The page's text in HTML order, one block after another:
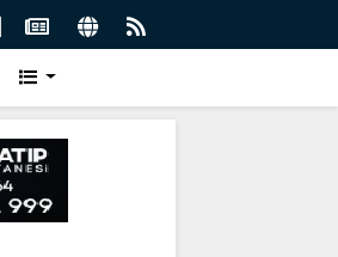
Tahliyeler 17 Ağustos'ta